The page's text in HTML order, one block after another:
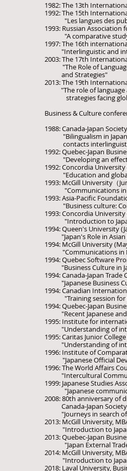
1982: The 13th
1992: The 15th
"Les langues des
1993: Russian Association
"A comparative study
1997: The 16th
"Interlinguistic and
2003: The 17th
"The Role of Language
and Strategies"
2013: The 19th
"The role of language
strategies facing
Business & Culture
1988: Canada-Japan
"Bilingualism in Japan:
contacts
1992: Quebec-Japan
"Developing an
1992: Concordia
"Education and
1993: McGill University（
"Communications in
1993: Asia-Pacific
"Business culture:
1993: Concordia
"Introduction to
1994: Queen's University
"Japan's Role in Asian
1994: McGill University
"Communications in
1994: Quebec Software
"Business Culture in
1994: Canada-Japan Trade
"Japanese Business
1994: Canadian
"Training session for
1994: Quebec-Japan
"Recent Japanese and
1995: Institute for
"Understanding of
1995: Caritas Junior
"Understanding of
1996: Institute of
"Japanese Official
1996: The World Affairs
"Intercultural
1999: Japanese Studies
"Japanese
2008: 80th anniversary of
Canada-Japan Society
"Journeys in search of
2013: McGill University,
"Introduction to
2013: Quebec-Japan
"Japan External
2014: McGill University,
"Introduction to
2018: Laval University,